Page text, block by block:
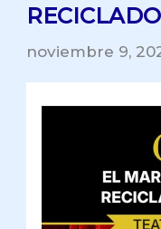
noviembre 9,